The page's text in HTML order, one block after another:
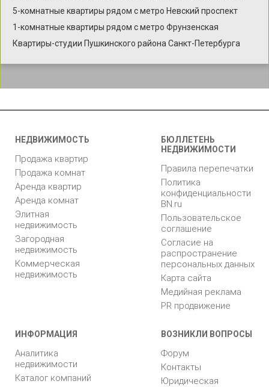
5-комнатные квартиры рядом с метро Невский проспект
1-комнатные квартиры рядом с метро Фрунзенская
Квартиры-студии Пушкинского района Санкт-Петербурга
НЕДВИЖИМОСТЬ
Продажа квартир
Продажа комнат
Аренда квартир
Аренда комнат
Элитная
недвижимость
Загородная
недвижимость
Коммерческая
недвижимость
БЮЛЛЕТЕНЬ
НЕДВИЖИМОСТИ
Правила перепечатки
Политика
конфиденциальности
BN.ru
Пользовательское
соглашение
Согласие на
распространение
персональных данных
Карта сайта
Медийная реклама
PR продвижение
ИНФОРМАЦИЯ
Аналитика
недвижимости
Каталог компаний
ВОЗНИКЛИ ВОПРОСЫ
Форум
Контакты
Юридическая